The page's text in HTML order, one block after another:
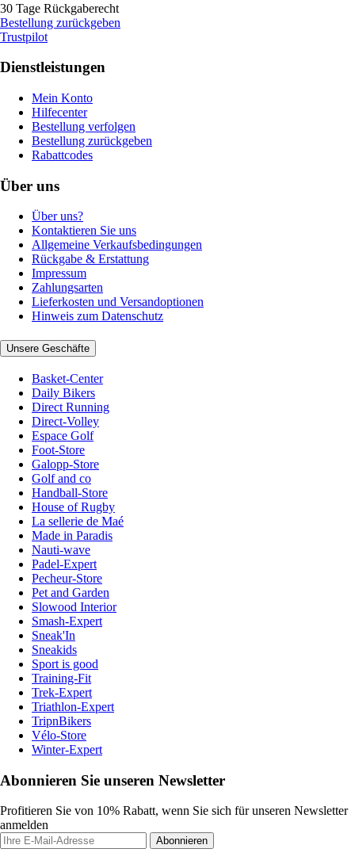
30 Tage Rückgaberecht
Bestellung zurückgeben
Trustpilot
Dienstleistungen
Mein Konto
Hilfecenter
Bestellung verfolgen
Bestellung zurückgeben
Rabattcodes
Über uns
Über uns?
Kontaktieren Sie uns
Allgemeine Verkaufsbedingungen
Rückgabe & Erstattung
Impressum
Zahlungsarten
Lieferkosten und Versandoptionen
Hinweis zum Datenschutz
Unsere Geschäfte
Basket-Center
Daily Bikers
Direct Running
Direct-Volley
Espace Golf
Foot-Store
Galopp-Store
Golf and co
Handball-Store
House of Rugby
La sellerie de Maé
Made in Paradis
Nauti-wave
Padel-Expert
Pecheur-Store
Pet and Garden
Slowood Interior
Smash-Expert
Sneak'In
Sneakids
Sport is good
Training-Fit
Trek-Expert
Triathlon-Expert
TripnBikers
Vélo-Store
Winter-Expert
Abonnieren Sie unseren Newsletter
Profitieren Sie von 10% Rabatt, wenn Sie sich für unseren Newsletter
anmelden
Abonnieren